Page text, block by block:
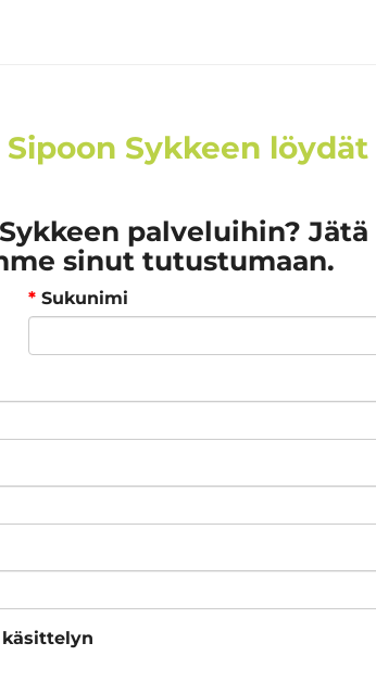
Sykkeen
palveluihin?
sinut tutustumaan.
* Sukunimi